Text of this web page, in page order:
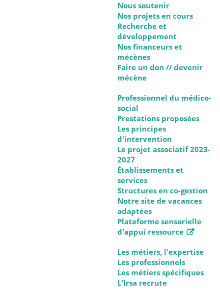
Nous soutenir
Nos projets en cours
Recherche et
développement
Nos financeurs et
mécènes
Faire un don // devenir
mécène
Professionnel du médico-
social
Prestations proposées
Les principes
d'intervention
Le projet associatif 2023-
2027
Établissements et
services
Structures en co-gestion
Notre site de vacances
adaptées
Plateforme sensorielle
d'appui ressource
Les métiers, l'expertise
Les professionnels
Les métiers spécifiques
L'Irsa recrute